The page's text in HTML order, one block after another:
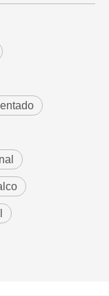
de RMS 600W
especial para o